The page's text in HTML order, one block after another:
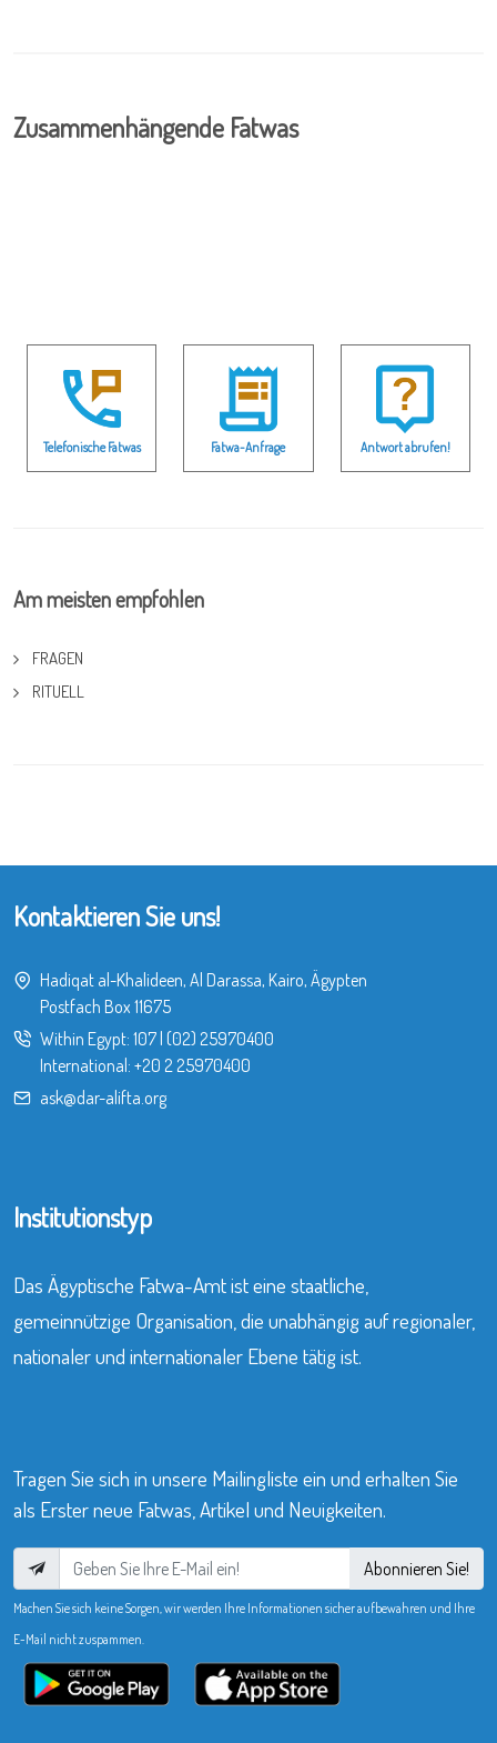
Zusammenhängende Fatwas
Telefonische Fatwas Fatwa-Anfrage Antwort abrufen!
Am meisten empfohlen
FRAGEN
RITUELL
Kontaktieren Sie uns!
Hadiqat al-Khalideen, Al Darassa, Kairo, Ägypten
Postfach Box 11675
Within Egypt: 107| (02) 25970400
International: +20 2 25970400
ask@dar-alifta.org
Institutionstyp
Das Ägyptische Fatwa-Amt ist eine staatliche,
gemeinnützige Organisation, die unabhängig auf regionaler,
nationaler und internationaler Ebene tätig ist.
Tragen Sie sich in unsere Mailingliste ein und erhalten Sie
als Erster neue Fatwas, Artikel und Neuigkeiten.
Abonnieren Sie!
Machen Sie sich keine Sorgen, wir werden Ihre Informationen sicher aufbewahren und Ihre
E-Mail nicht zuspammen.